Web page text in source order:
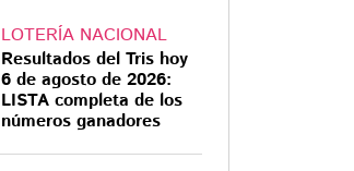
LOTERÍA NACIONAL
Resultados del Tris hoy
6 de agosto de 2026:
LISTA completa de los
números ganadores